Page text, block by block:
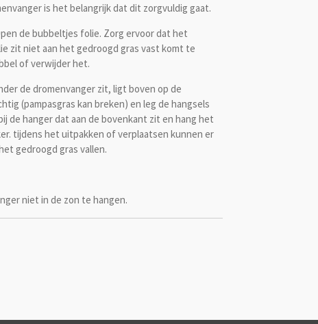
is het belangrijk dat dit zorgvuldig gaat.
de bubbeltjes folie. Zorg ervoor dat het
zit niet aan het gedroogd gras vast komt te
of verwijder het.
de dromenvanger zit, ligt boven op de
(pampasgras kan breken) en leg de hangsels
de hanger dat aan de bovenkant zit en hang het
tijdens het uitpakken of verplaatsen kunnen er
gedroogd gras vallen.
niet in de zon te hangen.